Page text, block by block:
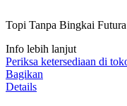
bintang,
rating
rata-
rata.
Read
13
Topi Tanpa Bingkai Futura
Info lebih lanjut
Periksa ketersediaan di
Bagikan
Details